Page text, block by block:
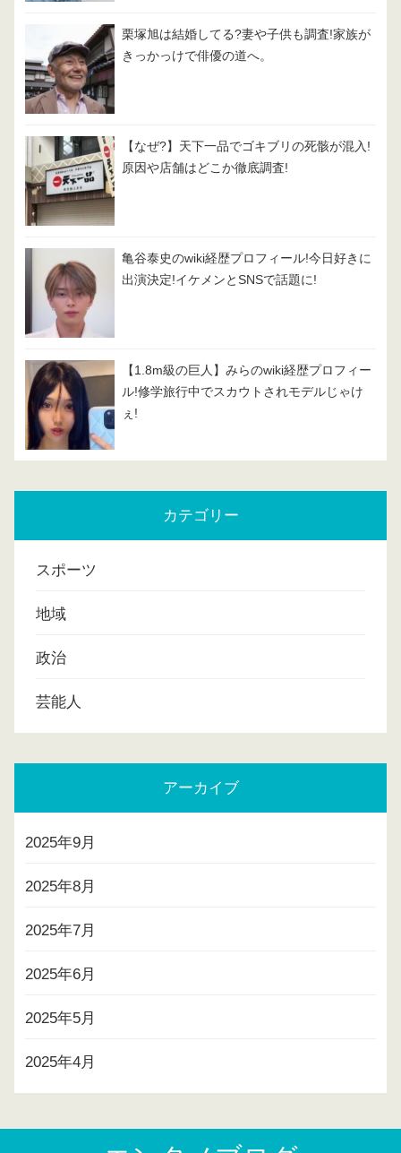
栗塚旭は結婚してる?妻や子供も調査!家族が
きっかっけで俳優の道へ。
【なぜ?】天下一品でゴキブリの死骸が混入!
原因や店舗はどこか徹底調査!
亀谷泰史のwiki経歴プロフィール!今日好きに
出演決定!イケメンとSNSで話題に!
【1.8m級の巨人】みらのwiki経歴プロフィー
ル!修学旅行中でスカウトされモデルじゃけ
ぇ!
カテゴリー
スポーツ
地域
政治
芸能人
アーカイブ
2025年9月
2025年8月
2025年7月
2025年6月
2025年5月
2025年4月